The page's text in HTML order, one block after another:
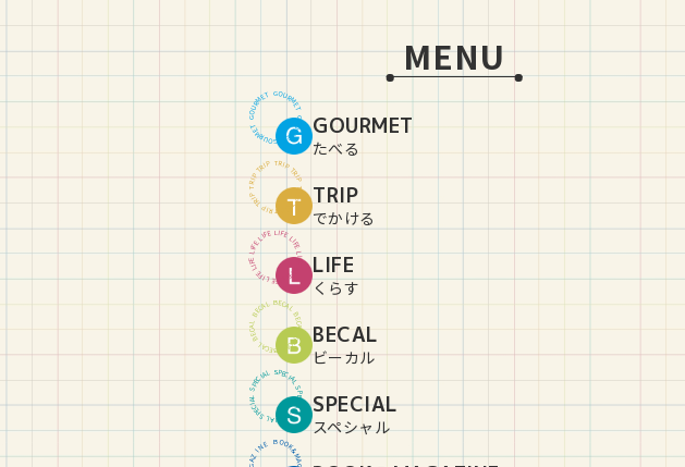
MENU
GOURME
T
G
O
U
R
M
E
T
G
O
U
R
M
E
T
G
O
U
RMET
GOURMET
たべる
TRIPT
RI
P
T
R
P
T
R
T
R
I
P
T
R
I
P
T
R
I
P
T
RIP
TRIP
でかける
LIFEL
IF
E
L
F
L
I
FE
F
E
L
I
F
E
L
I
F
E
L
IF
E
LIFE
LIFE
くらす
BECA
L
BE
C
A
L
B
E
C
A
B
E
C
A
L
B
E
C
A
L
BE
CAL
BECAL
ビーカル
SPECI
A
L
SP
E
C
A
L
S
P
CI
A
L
S
P
E
C
I
A
L
SP
E
CIAL
SPECIAL
スペシャル
BOOK
&M
A
G
G
A
Z
I
NE